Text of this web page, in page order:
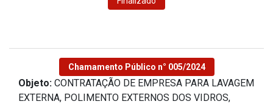
Chamamento Público n° 005/2024
Objeto: CONTRATAÇÃO DE EMPRESA PARA LAVAGEM
EXTERNA, POLIMENTO EXTERNOS DOS VIDROS,